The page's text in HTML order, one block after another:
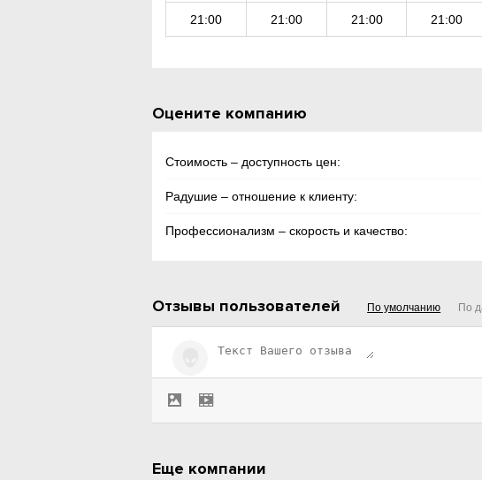
21:00 21:00 21:00 21:00
Оцените компанию
Стоимость – доступность цен:
Радушие – отношение к клиенту:
Профессионализм – скорость и качество:
Отзывы пользователей По умолчанию По
Еще компании